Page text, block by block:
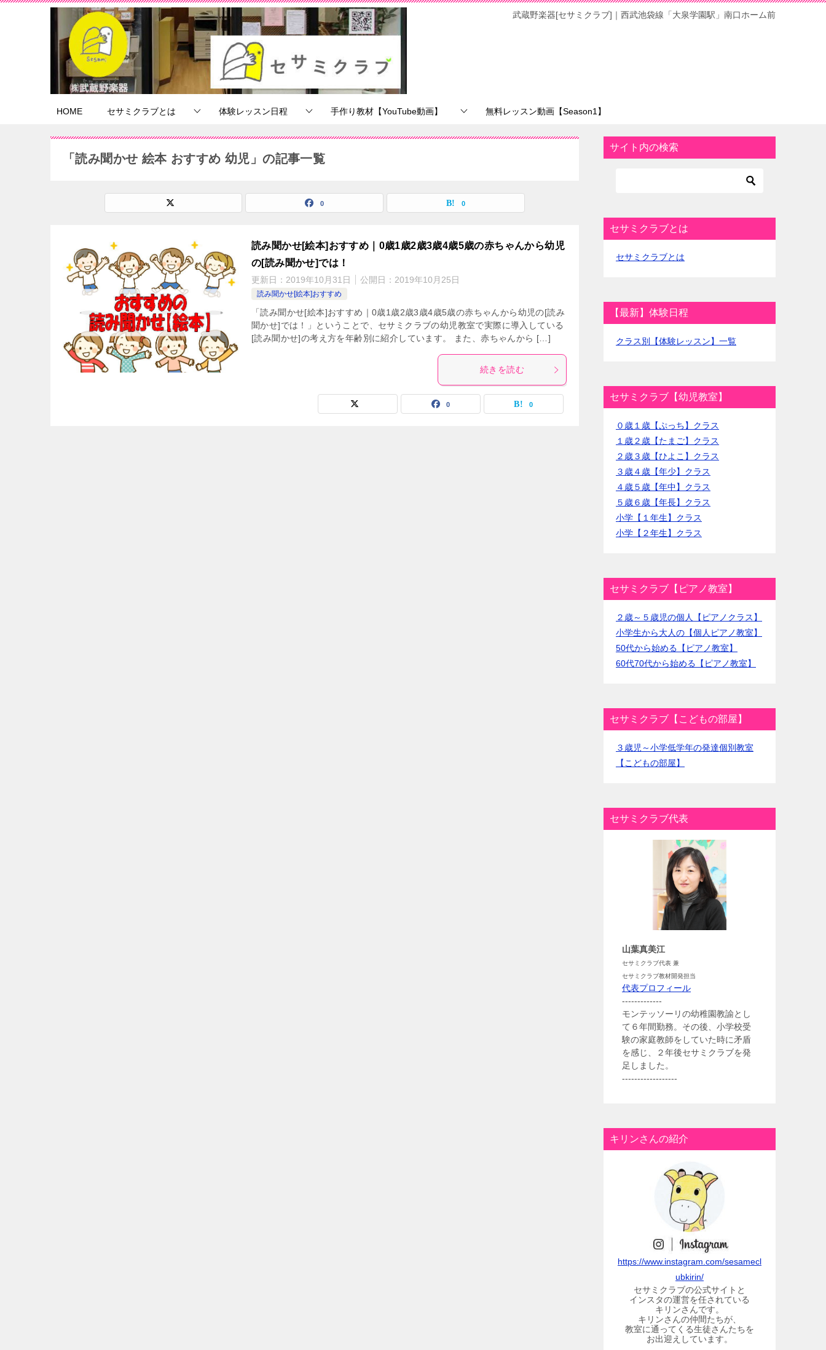
武蔵野楽器[セサミクラブ]｜西武池袋線「大泉学園駅」南口ホーム前
HOME セサミクラブとは 体験レッスン日程 手作り教材【YouTube動画】 無料レッスン動画【Season1】
「読み聞かせ 絵本 おすすめ 幼児」の記事一覧
0 0
読み聞かせ[絵本]おすすめ｜0歳1歳2歳3歳4歳5歳の赤ちゃんから幼児
の[読み聞かせ]では！
更新日： 2019年10月31日 公開日： 2019年10月25日
読み聞かせ[絵本]おすすめ
「読み聞かせ[絵本]おすすめ｜0歳1歳2歳3歳4歳5歳の赤ちゃんから幼児の[読み
聞かせ]では！」ということで、セサミクラブの幼児教室で実際に導入している
[読み聞かせ]の考え方を年齢別に紹介しています。 また、赤ちゃんから […]
続きを読む
0 0
サイト内の検索
セサミクラブとは
セサミクラブとは
【最新】体験日程
クラス別【体験レッスン】一覧
セサミクラブ【幼児教室】
０歳１歳【ぷっち】クラス
１歳２歳【たまご】クラス
２歳３歳【ひよこ】クラス
３歳４歳【年少】クラス
４歳５歳【年中】クラス
５歳６歳【年長】クラス
小学【１年生】クラス
小学【２年生】クラス
セサミクラブ【ピアノ教室】
２歳～５歳児の個人【ピアノクラス】
小学生から大人の【個人ピアノ教室】
50代から始める【ピアノ教室】
60代70代から始める【ピアノ教室】
セサミクラブ【こどもの部屋】
３歳児～小学低学年の発達個別教室
【こどもの部屋】
セサミクラブ代表
山葉真美江
セサミクラブ代表 兼
セサミクラブ教材開発担当
代表プロフィール
-------------
モンテッソーリの幼稚園教諭とし
て６年間勤務。その後、小学校受
験の家庭教師をしていた時に矛盾
を感じ、２年後セサミクラブを発
足しました。
------------------
キリンさんの紹介
https://www.instagram.com/sesamecl
ubkirin/
セサミクラブの公式サイトと
インスタの運営を任されている
キリンさんです。
キリンさんの仲間たちが、
教室に通ってくる生徒さんたちを
お出迎えしています。